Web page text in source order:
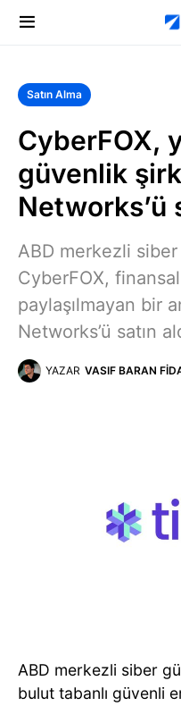
Satın Alma
CyberFOX,
güvenlik
Networks’ü
ABD merkezli
CyberFOX,
paylaşılmayan bir
Networks’ü satın
YAZAR VASIF BARAN
ABD merkezli siber
bulut tabanlı güvenli